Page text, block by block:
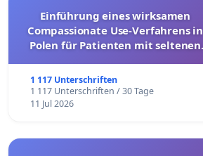
Einführung eines wirksamen
Compassionate Use-Verfahrens in
Polen für Patienten mit seltenen
1 117 Unterschriften
1 117 Unterschriften / 30 Tage
11 Jul 2026